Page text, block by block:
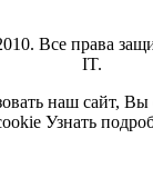
Все права
IT.
наш сайт, Вы
Узнать